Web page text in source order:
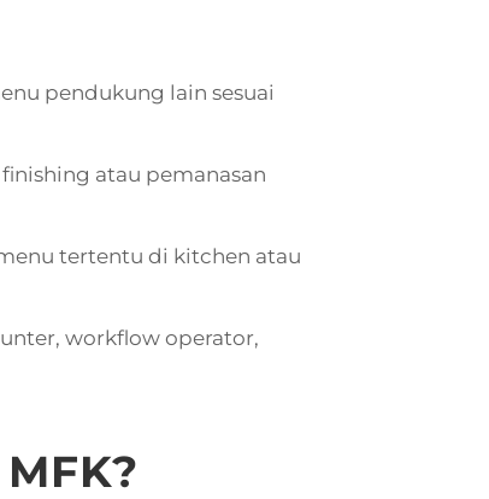
pendukung lain sesuai
atau pemanasan
tertentu di kitchen atau
workflow operator,